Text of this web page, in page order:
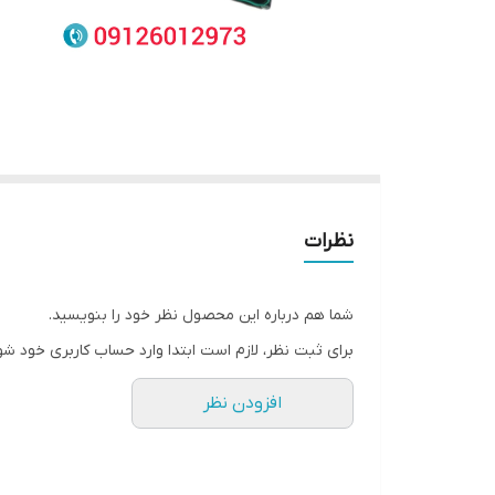
نظرات
شما هم درباره این محصول نظر خود را بنویسید.
برای ثبت نظر، لازم است ابتدا وارد حساب کاربری خود
افزودن نظر